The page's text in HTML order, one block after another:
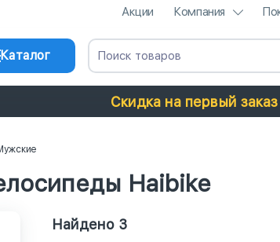
Акции Компания
Каталог
Скидка на первый
Haibike
Найдено 3